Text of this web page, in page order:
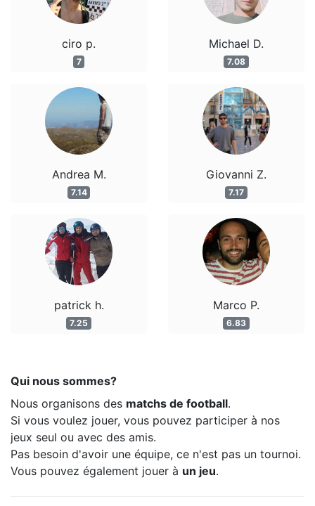
ciro p.
7
Andrea M.
7.14
patrick h.
7.25
Michael D.
7.08
Giovanni Z.
7.17
Marco P.
6.83
Qui nous sommes?
Nous organisons des matchs de football.
Si vous voulez jouer, vous pouvez participer à nos
jeux seul ou avec des amis.
Pas besoin d'avoir une équipe, ce n'est pas un tournoi.
Vous pouvez également jouer à un jeu.